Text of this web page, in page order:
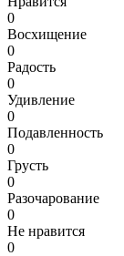
0
Восхищение
0
Радость
0
Удивление
0
Подавленность
0
Грусть
0
Разочарование
0
Не нравится
0